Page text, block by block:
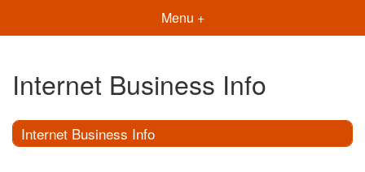
Menu +
Internet Business Info
Internet Business Info